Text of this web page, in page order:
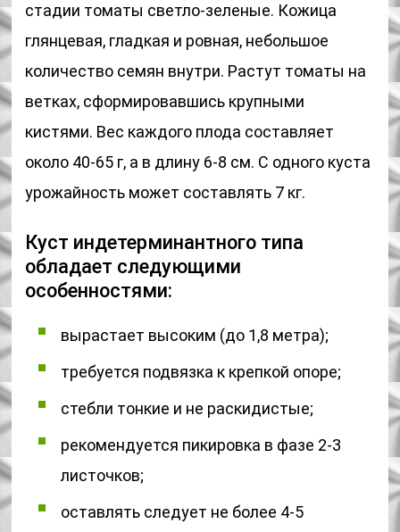
стадии томаты светло-зеленые. Кожица
глянцевая, гладкая и ровная, небольшое
количество семян внутри. Растут томаты на
ветках, сформировавшись крупными
кистями. Вес каждого плода составляет
около 40-65 г, а в длину 6-8 см. С одного куста
урожайность может составлять 7 кг.
Куст индетерминантного типа
обладает следующими
особенностями:
вырастает высоким (до 1,8 метра);
требуется подвязка к крепкой опоре;
стебли тонкие и не раскидистые;
рекомендуется пикировка в фазе 2-3
листочков;
оставлять следует не более 4-5